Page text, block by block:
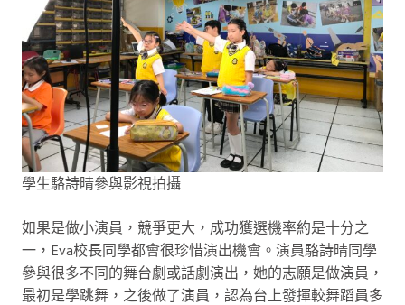
學生駱詩晴參與影視拍攝
如果是做小演員，競爭更大，成功獲選機率約是十分之
一，Eva校長同學都會很珍惜演出機會。演員駱詩晴同學
參與很多不同的舞台劇或話劇演出，她的志願是做演員，
最初是學跳舞，之後做了演員，認為台上發揮較舞蹈員多